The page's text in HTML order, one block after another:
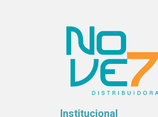
Institucional